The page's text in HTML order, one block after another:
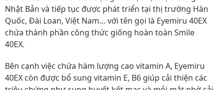
Nhật Bản và tiếp tục được phát triển tại thị trường Hàn
Quốc, Đài Loan, Việt Nam… với tên gọi là Eyemiru 40EX
chứa thành phần công thức giống hoàn toàn Smile
40EX.
Bên cạnh việc chứa hàm lượng cao vitamin A, Eyemiru
40EX còn được bổ sung vitamin E, B6 giúp cải thiện các